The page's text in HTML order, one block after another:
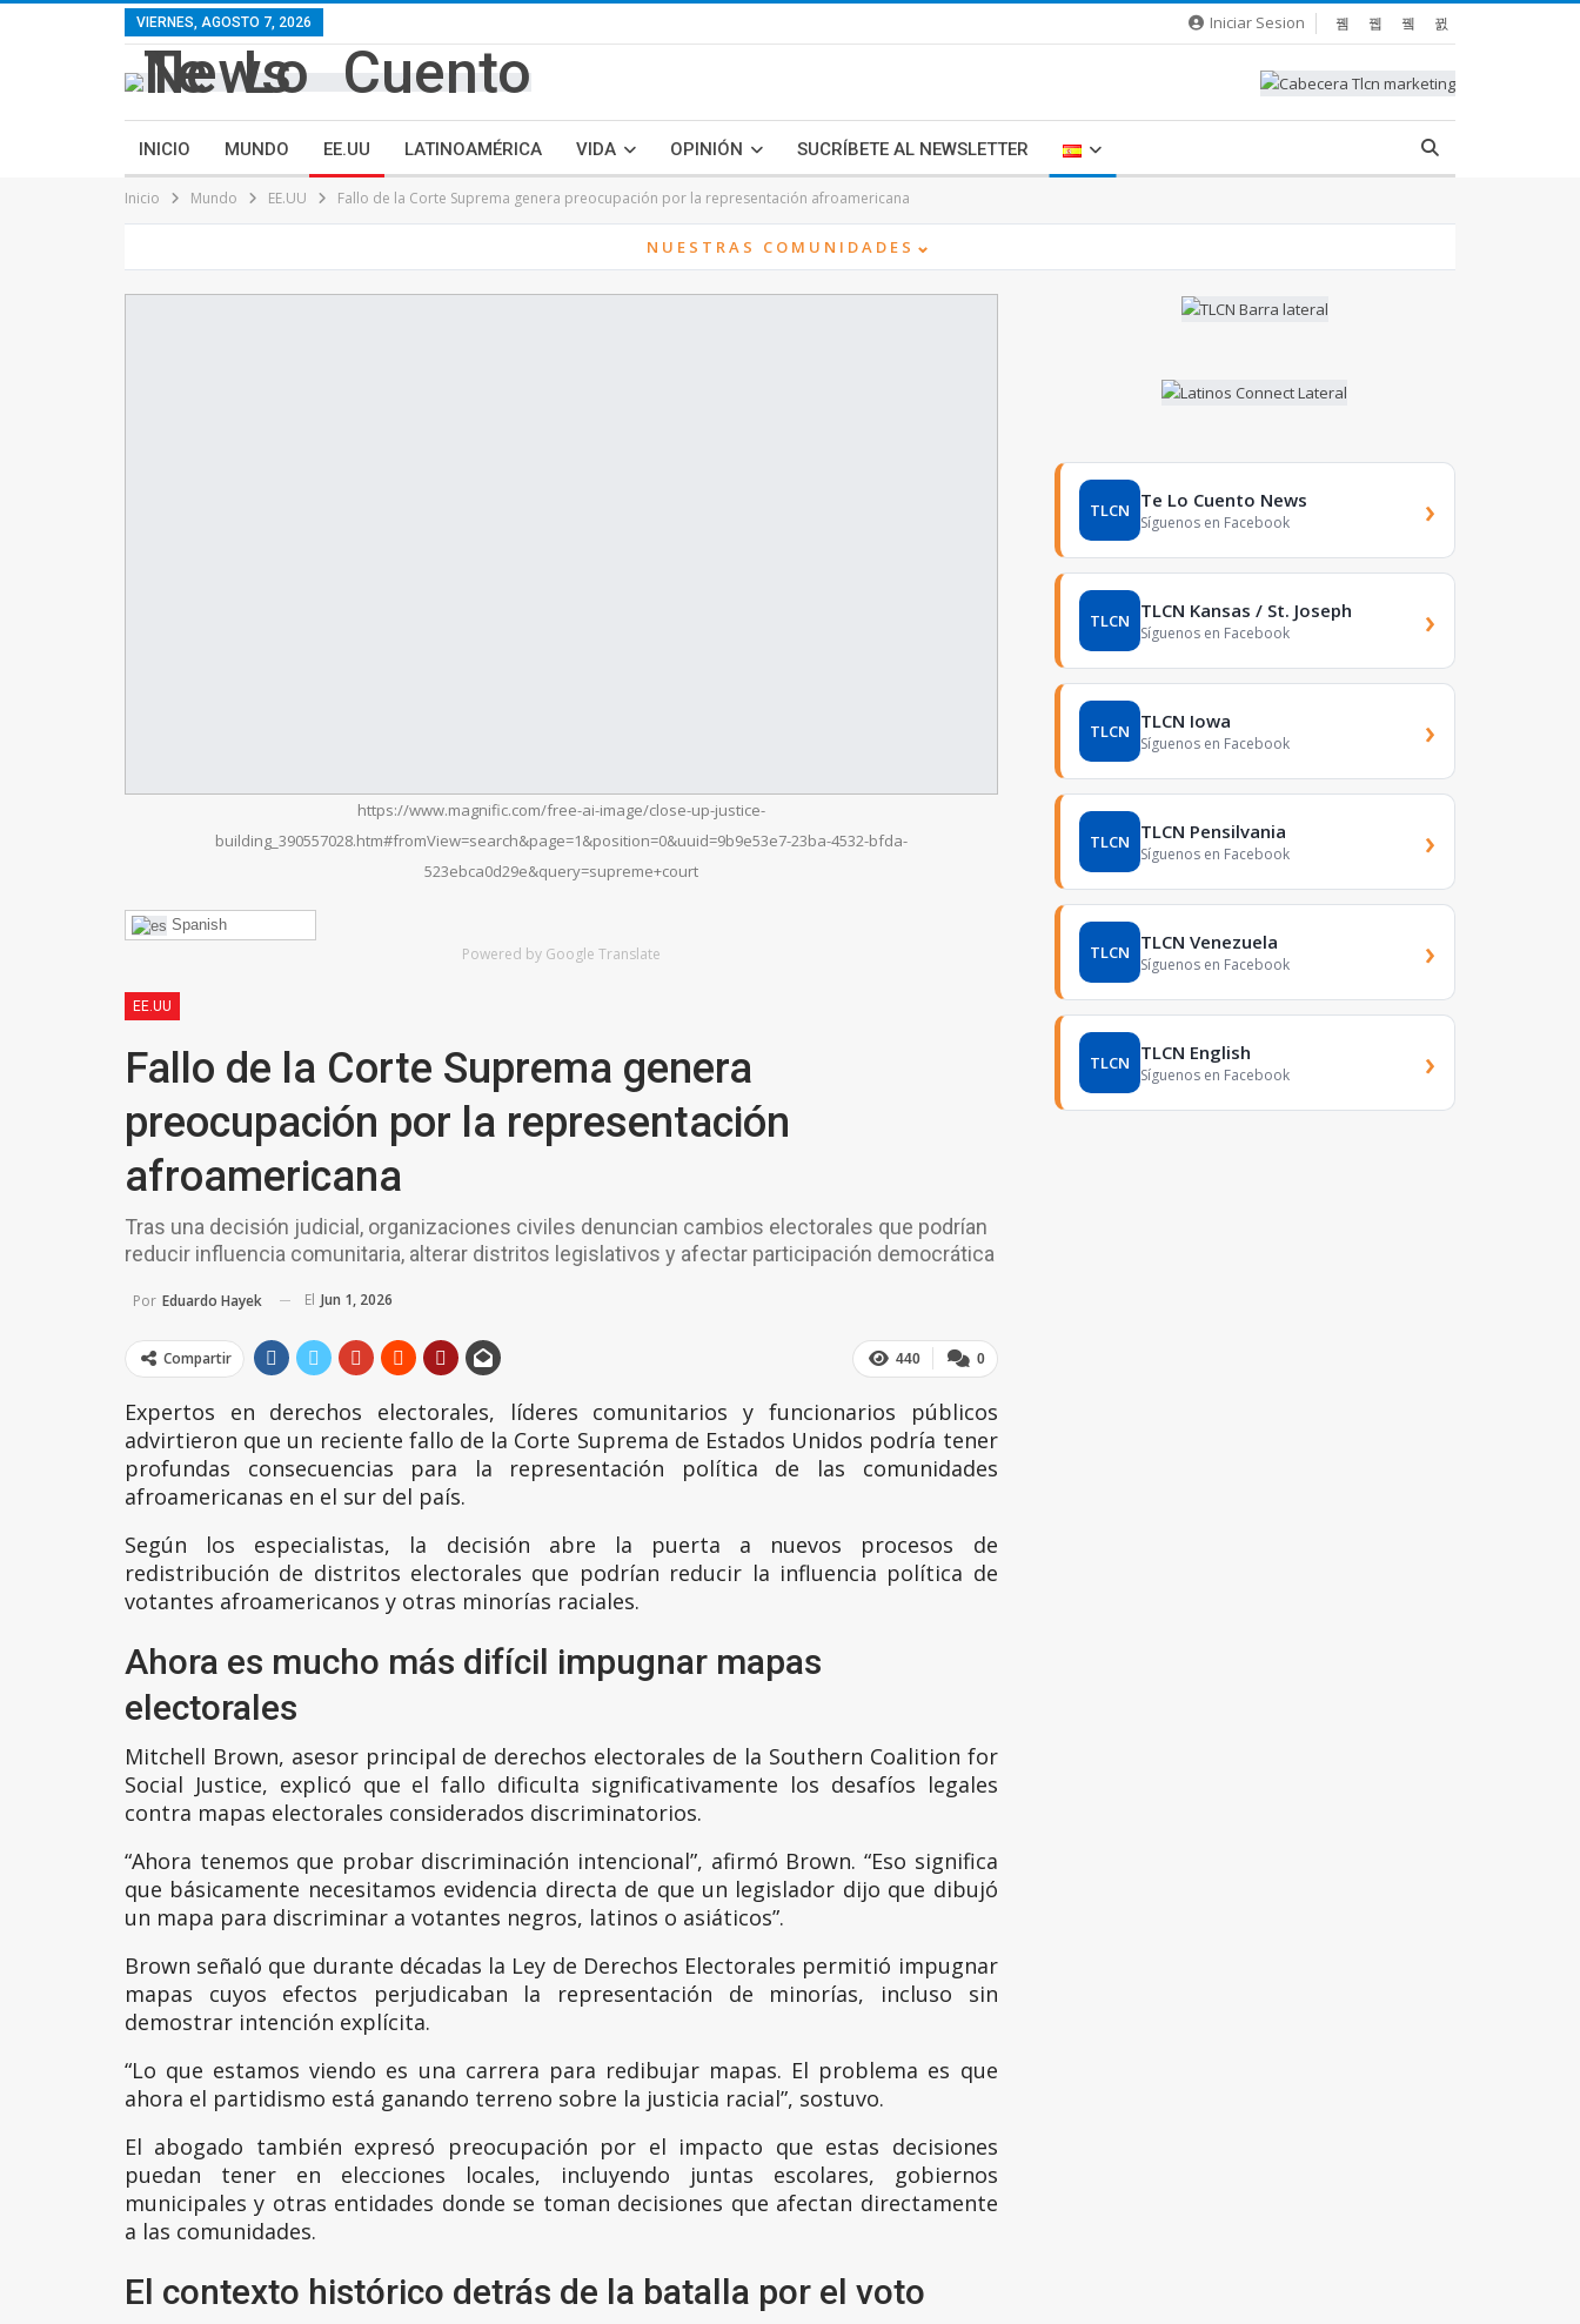
Iniciar Sesion
VIERNES, AGOSTO 7, 2026
INICIO MUNDO EE.UU LATINOAMÉRICA VIDA OPINIÓN SUCRÍBETE AL NEWSLETTER
Inicio Mundo EE.UU Fallo de la Corte Suprema genera preocupación por la representación afroamericana
NUESTRAS COMUNIDADES ⌄
https://www.magnific.com/free-ai-image/close-up-justice-
building_390557028.htm#fromView=search&page=1&position=0&uuid=9b9e53e7-23ba-4532-bfda-
523ebca0d29e&query=supreme+court
Spanish
Powered by Google Translate
EE.UU
Fallo de la Corte Suprema genera
preocupación por la representación
afroamericana
Tras una decisión judicial, organizaciones civiles denuncian cambios electorales que podrían
reducir influencia comunitaria, alterar distritos legislativos y afectar participación democrática
Por Eduardo Hayek El Jun 1, 2026
0
440
Compartir
Expertos en derechos electorales, líderes comunitarios y funcionarios públicos
advirtieron que un reciente fallo de la Corte Suprema de Estados Unidos podría tener
profundas consecuencias para la representación política de las comunidades
afroamericanas en el sur del país.
Según los especialistas, la decisión abre la puerta a nuevos procesos de
redistribución de distritos electorales que podrían reducir la influencia política de
votantes afroamericanos y otras minorías raciales.
Ahora es mucho más difícil impugnar mapas
electorales
Mitchell Brown, asesor principal de derechos electorales de la Southern Coalition for
Social Justice, explicó que el fallo dificulta significativamente los desafíos legales
contra mapas electorales considerados discriminatorios.
“Ahora tenemos que probar discriminación intencional”, afirmó Brown. “Eso significa
que básicamente necesitamos evidencia directa de que un legislador dijo que dibujó
un mapa para discriminar a votantes negros, latinos o asiáticos”.
Brown señaló que durante décadas la Ley de Derechos Electorales permitió impugnar
mapas cuyos efectos perjudicaban la representación de minorías, incluso sin
demostrar intención explícita.
“Lo que estamos viendo es una carrera para redibujar mapas. El problema es que
ahora el partidismo está ganando terreno sobre la justicia racial”, sostuvo.
El abogado también expresó preocupación por el impacto que estas decisiones
puedan tener en elecciones locales, incluyendo juntas escolares, gobiernos
municipales y otras entidades donde se toman decisiones que afectan directamente
a las comunidades.
El contexto histórico detrás de la batalla por el voto
TLCN Te Lo Cuento News
Síguenos en Facebook ›
TLCN TLCN Kansas / St. Joseph
Síguenos en Facebook ›
TLCN TLCN Iowa
Síguenos en Facebook ›
TLCN TLCN Pensilvania
Síguenos en Facebook ›
TLCN TLCN Venezuela
Síguenos en Facebook ›
TLCN TLCN English
Síguenos en Facebook ›